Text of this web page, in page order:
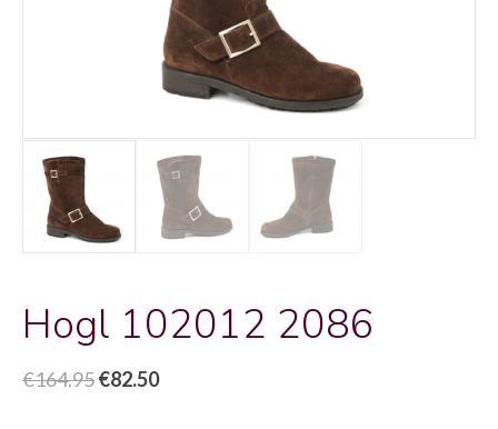
Hogl 102012 2086
€164.95Oorspronkelijke
€82.50Huidige